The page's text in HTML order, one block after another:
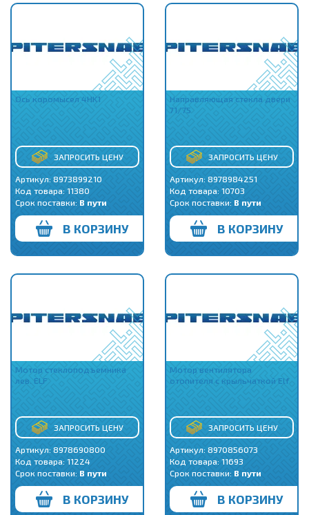
Ось коромысел 4HK1
ЗАПРОСИТЬ ЦЕНУ
Артикул: 8973899210
Код товара: 11380
Срок поставки: В пути
В КОРЗИНУ
Направляющая стекла двери
71/75
ЗАПРОСИТЬ ЦЕНУ
Артикул: 8978984251
Код товара: 10703
Срок поставки: В пути
В КОРЗИНУ
Мотор стеклоподъемника
лев. ELF
ЗАПРОСИТЬ ЦЕНУ
Артикул: 8978690800
Код товара: 11224
Срок поставки: В пути
В КОРЗИНУ
Мотор вентилятора
отопителя с крыльчаткой Elf
ЗАПРОСИТЬ ЦЕНУ
Артикул: 8970856073
Код товара: 11693
Срок поставки: В пути
В КОРЗИНУ